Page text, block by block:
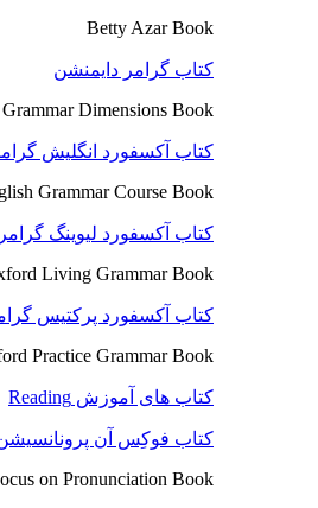
Betty Azar Book
کتاب گرامر دایمنشن
Grammar Dimensions Book
کتاب آکسفورد انگلیش
Grammar Course Book
کتاب آکسفورد لیوینگ گرامر
Living Grammar Book
کتاب آکسفورد پرکتیس
Practice Grammar Book
کتاب های آموزش Reading
کتاب فوکِس آن
on Pronunciation Book